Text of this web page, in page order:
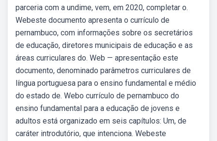
parceria com a undime, vem, em 2020, completar o.
Webeste documento apresenta o currículo de
pernambuco, com informações sobre os secretários
de educação, diretores municipais de educação e as
áreas curriculares do. Web — apresentação este
documento, denominado parâmetros curriculares de
língua portuguesa para o ensino fundamental e médio
do estado de. Webo currículo de pernambuco do
ensino fundamental para a educação de jovens e
adultos está organizado em seis capítulos: Um, de
caráter introdutório, que intenciona. Webeste